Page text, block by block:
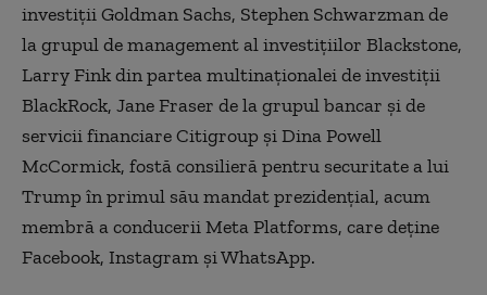
investiţii Goldman Sachs, Stephen Schwarzman de
la grupul de management al investiţiilor Blackstone,
Larry Fink din partea multinaţionalei de investiţii
BlackRock, Jane Fraser de la grupul bancar şi de
servicii financiare Citigroup şi Dina Powell
McCormick, fostă consilieră pentru securitate a lui
Trump în primul său mandat prezidenţial, acum
membră a conducerii Meta Platforms, care deţine
Facebook, Instagram şi WhatsApp.